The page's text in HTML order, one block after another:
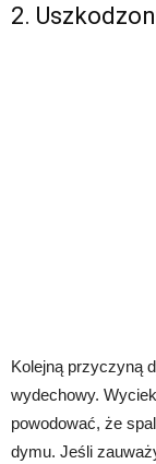
2.
Kolejną przyczyną
wydechowy.
powodować, że
dymu. Jeśli